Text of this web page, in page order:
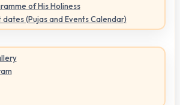
of His Holiness
(Pujas and Events Calendar)